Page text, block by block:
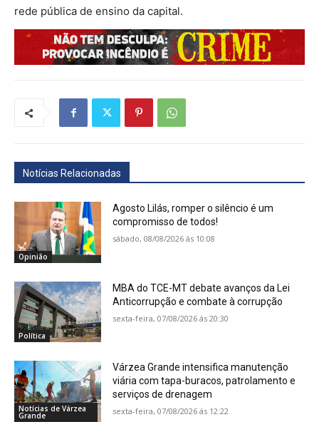
rede pública de ensino da capital.
Notícias Relacionadas
Opinião
Agosto Lilás, romper o silêncio é um
compromisso de todos!
sábado, 08/08/2026 ás 10:08
Política
MBA do TCE-MT debate avanços da Lei
Anticorrupção e combate à corrupção
sexta-feira, 07/08/2026 ás 20:30
Notícias de Várzea
Grande
Várzea Grande intensifica manutenção
viária com tapa-buracos, patrolamento e
serviços de drenagem
sexta-feira, 07/08/2026 ás 12:22